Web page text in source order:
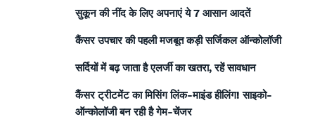
सुकून की नींद के लिए अपनाएं ये 7 आसान आदतें
कैंसर उपचार की पहली मजबूत कड़ी सर्जिकल ऑन्कोलॉजी
सर्दियों में बढ़ जाता है एलर्जी का खतरा, रहें सावधान
कैंसर ट्रीटमेंट का मिसिंग लिंक-माइंड हीलिंग! साइको-
ऑन्कोलॉजी बन रही है गेम-चेंजर